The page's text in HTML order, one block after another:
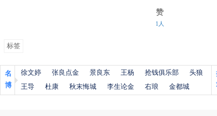
赞
1人
标签
名
博
徐文婷 张良点金 景良东 王杨 抢钱俱乐部
头狼
王导
杜康 秋末悔城 李生论金 右琅 金都城